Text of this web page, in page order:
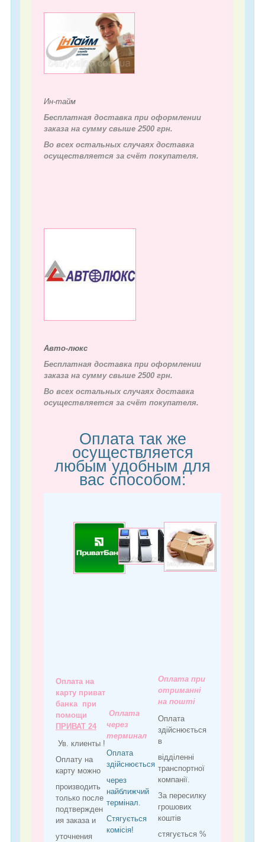
Ин-тайм
Бесплатная доставка при оформлении
заказа на сумму свыше 2500 грн.
Во всех остальных случаях доставка
осуществляется за счёт покупателя.
Авто-люкс
Бесплатная доставка при оформлении
заказа на сумму свыше 2500 грн.
Во всех остальных случаях доставка
осуществляется за счёт покупателя.
Оплата так же
осуществляется
любым удобным для
вас способом:
Оплата на
карту приват
банка при
помощи
ПРИВАТ 24
Ув. клиенты !
Оплату на
карту можно
производить
только после
подтвержден
ия заказа и
уточнения
Оплата
через
терминал
Оплата
здійснюється
через
найближчий
термінал.
Стягується
комісія!
Оплата при
отриманні
на пошті
Оплата
здійснюється
в
відділенні
транспортної
компанії.
За пересилку
грошових
коштів
стягується %